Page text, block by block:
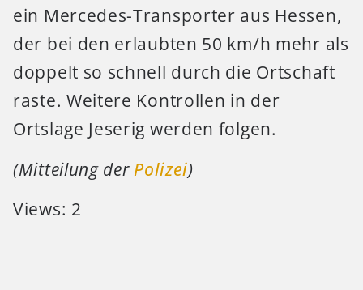
ein Mercedes-Transporter aus Hessen,
der bei den erlaubten 50 km/h mehr als
doppelt so schnell durch die Ortschaft
raste. Weitere Kontrollen in der
Ortslage Jeserig werden folgen.
(Mitteilung der Polizei)
Views: 2